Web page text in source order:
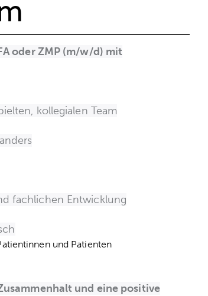
oder ZMP (m/w/d) mit
kollegialen Team
fachlichen Entwicklung
und Patienten
und eine positive